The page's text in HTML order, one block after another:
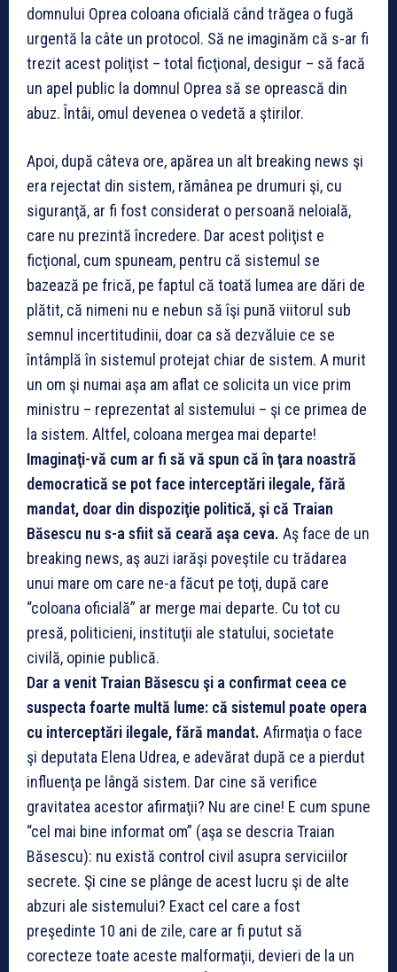
domnului Oprea coloana oficială când trăgea o fugă
urgentă la câte un protocol. Să ne imaginăm că s-ar fi
trezit acest poliţist – total ficţional, desigur – să facă
un apel public la domnul Oprea să se oprească din
abuz. Întâi, omul devenea o vedetă a ştirilor.
Apoi, după câteva ore, apărea un alt breaking news şi
era rejectat din sistem, rămânea pe drumuri şi, cu
siguranţă, ar fi fost considerat o persoană neloială,
care nu prezintă încredere. Dar acest poliţist e
ficţional, cum spuneam, pentru că sistemul se
bazează pe frică, pe faptul că toată lumea are dări de
plătit, că nimeni nu e nebun să îşi pună viitorul sub
semnul incertitudinii, doar ca să dezvăluie ce se
întâmplă în sistemul protejat chiar de sistem. A murit
un om şi numai aşa am aflat ce solicita un vice prim
ministru – reprezentat al sistemului – şi ce primea de
la sistem. Altfel, coloana mergea mai departe!
Imaginaţi-vă cum ar fi să vă spun că în ţara noastră
democratică se pot face interceptări ilegale, fără
mandat, doar din dispoziţie politică, şi că Traian
Băsescu nu s-a sfiit să ceară aşa ceva. Aş face de un
breaking news, aş auzi iarăşi poveştile cu trădarea
unui mare om care ne-a făcut pe toţi, după care
“coloana oficială” ar merge mai departe. Cu tot cu
presă, politicieni, instituţii ale statului, societate
civilă, opinie publică.
Dar a venit Traian Băsescu şi a confirmat ceea ce
suspecta foarte multă lume: că sistemul poate opera
cu interceptări ilegale, fără mandat. Afirmaţia o face
şi deputata Elena Udrea, e adevărat după ce a pierdut
influenţa pe lângă sistem. Dar cine să verifice
gravitatea acestor afirmaţii? Nu are cine! E cum spune
“cel mai bine informat om” (aşa se descria Traian
Băsescu): nu există control civil asupra serviciilor
secrete. Şi cine se plânge de acest lucru şi de alte
abzuri ale sistemului? Exact cel care a fost
preşedinte 10 ani de zile, care ar fi putut să
corecteze toate aceste malformaţii, devieri de la un